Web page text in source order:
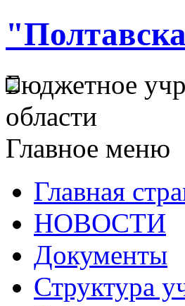
Бюджетное
области
Главное меню
Главная
НОВОСТИ
Документы
Структура